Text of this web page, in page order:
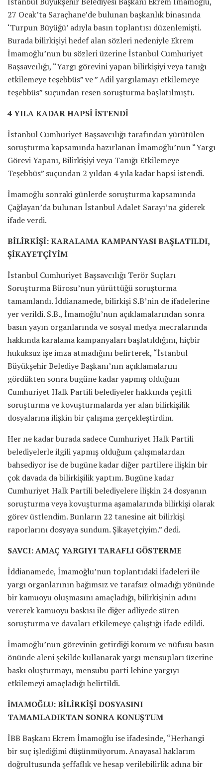
27 Ocak’ta Saraçhane’de bulunan başkanlık binasında
‘Turpun Büyüğü’ adıyla basın toplantısı düzenlemişti.
Burada bilirkişiyi hedef alan sözleri nedeniyle Ekrem
İmamoğlu’nun bu sözleri üzerine İstanbul Cumhuriyet
Başsavcılığı, “Yargı görevini yapan bilirkişiyi veya tanığı
etkilemeye teşebbüs” ve ” Adil yargılamayı etkilemeye
teşebbüs” suçundan resen soruşturma başlatılmıştı.
4 YILA KADAR HAPSİ İSTENDİ
İstanbul Cumhuriyet Başsavcılığı tarafından yürütülen
soruşturma kapsamında hazırlanan İmamoğlu’nun “Yargı
Görevi Yapanı, Bilirkişiyi veya Tanığı Etkilemeye
Teşebbüs” suçundan 2 yıldan 4 yıla kadar hapsi istendi.
İmamoğlu sonraki günlerde soruşturma kapsamında
Çağlayan’da bulunan İstanbul Adalet Sarayı’na giderek
ifade verdi.
BİLİRKİŞİ: KARALAMA KAMPANYASI BAŞLATILDI,
ŞİKAYETÇİYİM
İstanbul Cumhuriyet Başsavcılığı Terör Suçları
Soruşturma Bürosu’nun yürüttüğü soruşturma
tamamlandı. İddianamede, bilirkişi S.B’nin de ifadelerine
yer verildi. S.B., İmamoğlu’nun açıklamalarından sonra
basın yayın organlarında ve sosyal medya mecralarında
hakkında karalama kampanyaları başlatıldığını, hiçbir
hukuksuz işe imza atmadığını belirterek, “İstanbul
Büyükşehir Belediye Başkanı’nın açıklamalarını
gördükten sonra bugüne kadar yapmış olduğum
Cumhuriyet Halk Partili belediyeler hakkında çeşitli
soruşturma ve kovuşturmalarda yer alan bilirkişilik
dosyalarına ilişkin bir çalışma gerçekleştirdim.
Her ne kadar burada sadece Cumhuriyet Halk Partili
belediyelerle ilgili yapmış olduğum çalışmalardan
bahsediyor ise de bugüne kadar diğer partilere ilişkin bir
çok davada da bilirkişilik yaptım. Bugüne kadar
Cumhuriyet Halk Partili belediyelere ilişkin 24 dosyanın
soruşturma veya kovuşturma aşamalarında bilirkişi olarak
görev üstlendim. Bunların 22 tanesine ait bilirkişi
raporlarını dosyaya sundum. Şikayetçiyim.” dedi.
SAVCI: AMAÇ YARGIYI TARAFLI GÖSTERME
İddianamede, İmamoğlu’nun toplantıdaki ifadeleri ile
yargı organlarının bağımsız ve tarafsız olmadığı yönünde
bir kamuoyu oluşmasını amaçladığı, bilirkişinin adını
vererek kamuoyu baskısı ile diğer adliyede süren
soruşturma ve davaları etkilemeye çalıştığı ifade edildi.
İmamoğlu’nun görevinin getirdiği konum ve nüfusu basın
önünde aleni şekilde kullanarak yargı mensupları üzerine
baskı oluşturmayı, mensubu parti lehine yargıyı
etkilemeyi amaçladığı belirtildi.
İMAMOĞLU: BİLİRKİŞİ DOSYASINI
TAMAMLADIKTAN SONRA KONUŞTUM
İBB Başkanı Ekrem İmamoğlu ise ifadesinde, “Herhangi
bir suç işlediğimi düşünmüyorum. Anayasal haklarım
doğrultusunda şeffaflık ve hesap verilebilirlik adına bir